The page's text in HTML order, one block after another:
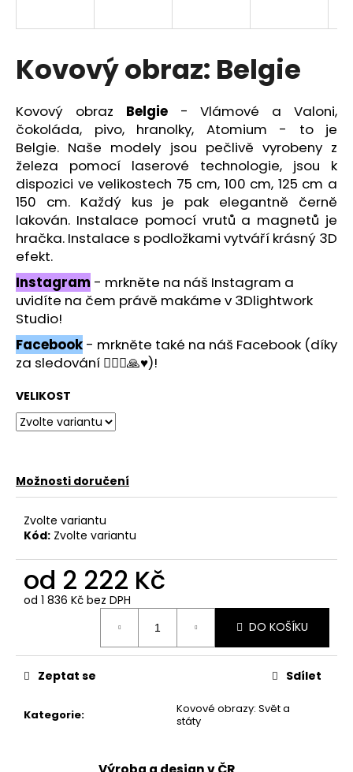
Kovový obraz: Belgie
Kovový obraz Belgie- Vlámové a Valoni,
čokoláda, pivo, hranolky, Atomium - to je
Belgie. Naše modely jsou pečlivě vyrobeny z
železa pomocí laserové technologie, jsou k
dispozici ve velikostech 75 cm, 100 cm, 125 cm a
150 cm. Každý kus je pak elegantně černě
lakován. Instalace pomocí vrutů a magnetů je
hračka. Instalace s podložkami vytváří krásný 3D
efekt.
Instagram - mrkněte na náš Instagram a
uvidíte na čem právě makáme v 3Dlightwork
Studio!
Facebook - mrkněte také na náš Facebook (díky
za sledování 🙋🏻‍♂️🙏♥️)!
VELIKOST
Možnosti doručení
Zvolte variantu
Kód: Zvolte variantu
od 2 222 Kč
od 1 836 Kč bez DPH
DO KOŠÍKU
Kategorie:
Kovové obrazy: Svět a
státy
Zeptat se Sdílet
í
t
?
HLEDAT
D
o
p
o
r
u
č
u
j
e
m